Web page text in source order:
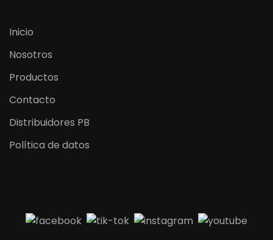
Inicio
Nosotros
Productos
Contacto
Distribuidores PB
Política de datos